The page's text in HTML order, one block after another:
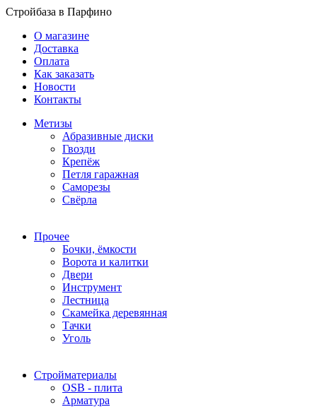
Стройбаза в Парфино
О магазине
Доставка
Оплата
Как заказать
Новости
Контакты
Метизы
Абразивные диски
Гвозди
Крепёж
Петля гаражная
Саморезы
Свёрла
Прочее
Бочки, ёмкости
Ворота и калитки
Двери
Инструмент
Лестница
Скамейка деревянная
Тачки
Уголь
Стройматериалы
OSB - плита
Арматура